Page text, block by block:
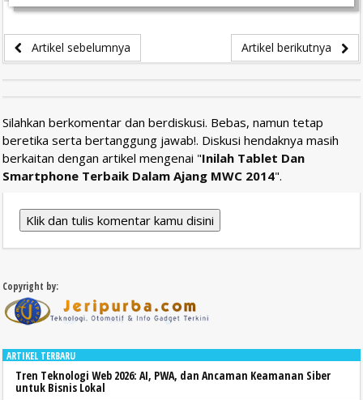
Artikel sebelumnya Artikel berikutnya
Silahkan berkomentar dan berdiskusi. Bebas, namun tetap
beretika serta bertanggung jawab!. Diskusi hendaknya masih
berkaitan dengan artikel mengenai "Inilah Tablet Dan
Smartphone Terbaik Dalam Ajang MWC 2014".
Klik dan tulis komentar kamu disini
Copyright by:
ARTIKEL TERBARU
Tren Teknologi Web 2026: AI, PWA, dan Ancaman Keamanan Siber
untuk Bisnis Lokal